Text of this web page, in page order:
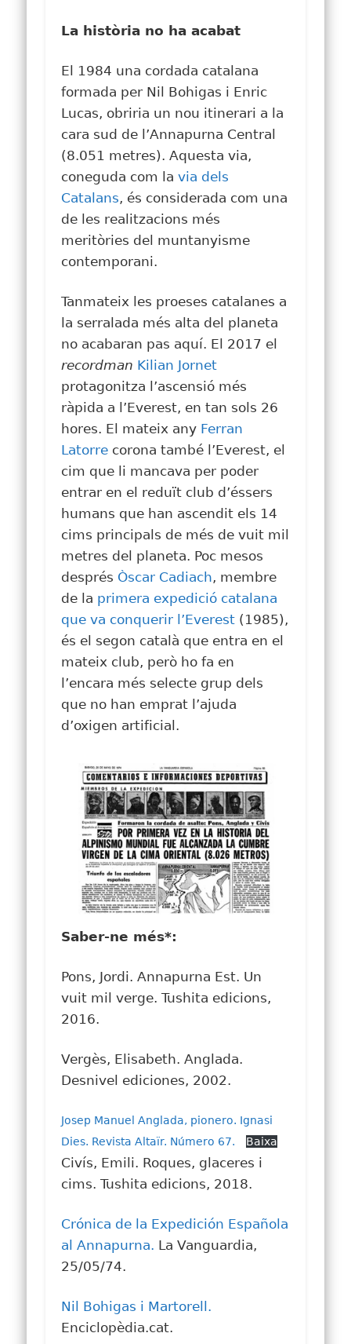
La història no ha acabat
El 1984 una cordada catalana
formada per Nil Bohigas i Enric
Lucas, obriria un nou itinerari a la
cara sud de l’Annapurna Central
(8.051 metres). Aquesta via,
coneguda com lavia dels
Catalans, és considerada com una
de les realitzacions més
meritòries del muntanyisme
contemporani.
Tanmateix les proeses catalanes a
la serralada més alta del planeta
no acabaran pas aquí. El 2017 el
recordman Kilian Jornet
protagonitza l’ascensió més
ràpida a l’Everest, en tan sols 26
hores. El mateix any Ferran
Latorre corona també l’Everest, el
cim que li mancava per poder
entrar en el reduït club d’éssers
humans que han ascendit els 14
cims principals de més de vuit mil
metres del planeta. Poc mesos
després Òscar Cadiach, membre
de la primera expedició catalana
que va conquerir l’Everest (1985),
és el segon català que entra en el
mateix club, però ho fa en
l’encara més selecte grup dels
que no han emprat l’ajuda
d’oxigen artificial.
Saber-ne més*:
Pons, Jordi. Annapurna Est. Un
vuit mil verge. Tushita edicions,
2016.
Vergès, Elisabeth. Anglada.
Desnivel ediciones, 2002.
Josep Manuel Anglada, pionero. Ignasi
Dies. Revista Altaïr. Número 67.
Baixa
Civís, Emili. Roques, glaceres i
cims. Tushita edicions, 2018.
Crónica de la Expedición Española
al Annapurna. La Vanguardia,
25/05/74.
Nil Bohigas i Martorell.
Enciclopèdia.cat.